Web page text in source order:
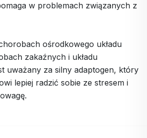
w problemach związanych z
ośrodkowego układu
zakaźnych i układu
uważany za silny adaptogen, który
lepiej radzić sobie ze stresem i